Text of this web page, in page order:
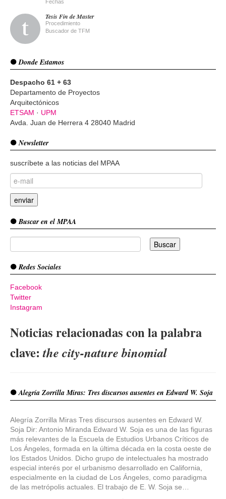
Fechas
Tesis Fin de Master
Procedimiento
Buscador de TFM
Donde Estamos
Despacho 61 + 63
Departamento de Proyectos
Arquitectónicos
ETSAM · UPM
Avda. Juan de Herrera 4 28040 Madrid
Newsletter
suscríbete a las noticias del MPAA
Buscar en el MPAA
Redes Sociales
Facebook
Twitter
Instagram
Noticias relacionadas con la palabra
clave:the city-nature binomial
Alegría Zorrilla Miras: Tres discursos ausentes en Edward W. Soja
Alegría Zorrilla Miras Tres discursos ausentes en Edward W.
Soja Dir: Antonio Miranda Edward W. Soja es una de las figuras
más relevantes de la Escuela de Estudios Urbanos Críticos de
Los Ángeles, formada en la última década en la costa oeste de
los Estados Unidos. Dicho grupo de intelectuales ha mostrado
especial interés por el urbanismo desarrollado en California,
especialmente en la ciudad de Los Ángeles, como paradigma
de las metrópolis actuales. El trabajo de E. W. Soja se…